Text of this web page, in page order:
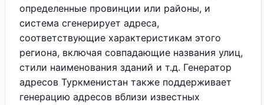
определенные провинции или районы, и
система сгенерирует адреса,
соответствующие характеристикам этого
региона, включая совпадающие названия улиц,
стили наименования зданий и т.д. Генератор
адресов Туркменистан также поддерживает
генерацию адресов вблизи известных